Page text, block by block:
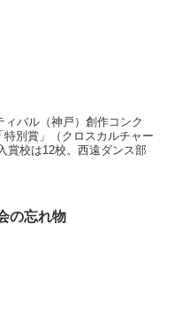
バル（神戸）創作コンク
別賞」（クロスカルチャー
賞校は12校。西遠ダンス部
の忘れ物